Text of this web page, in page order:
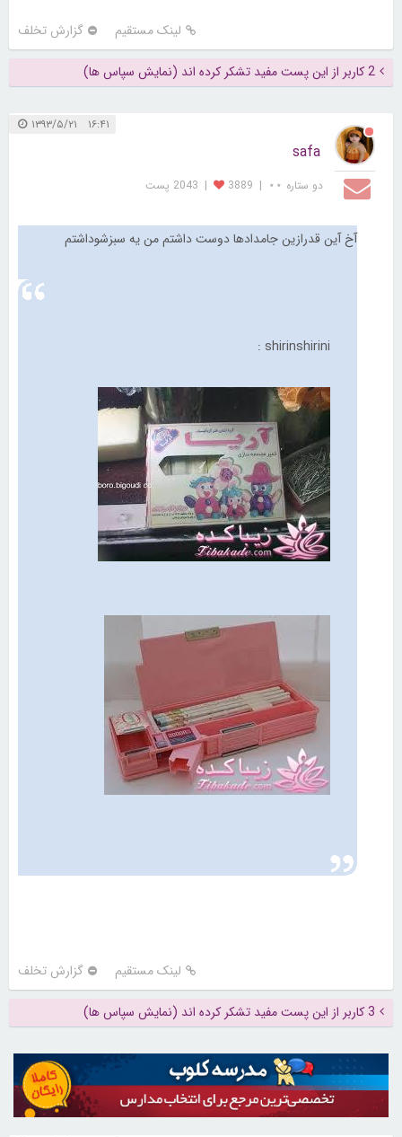
لینک مستقیم گزارش تخلف
2 کاربر از این پست مفید تشکر کرده اند (نمایش سپاس ها)
۱۶:۴۱ ۱۳۹۳/۵/۲۱
safa
دو ستاره ⋆⋆ |
3889
| 2043 پست
آخ آین قدرازین جامدادها دوست داشتم من یه سبزشوداشتم
shirinshirini :
لینک مستقیم گزارش تخلف
3 کاربر از این پست مفید تشکر کرده اند (نمایش سپاس ها)